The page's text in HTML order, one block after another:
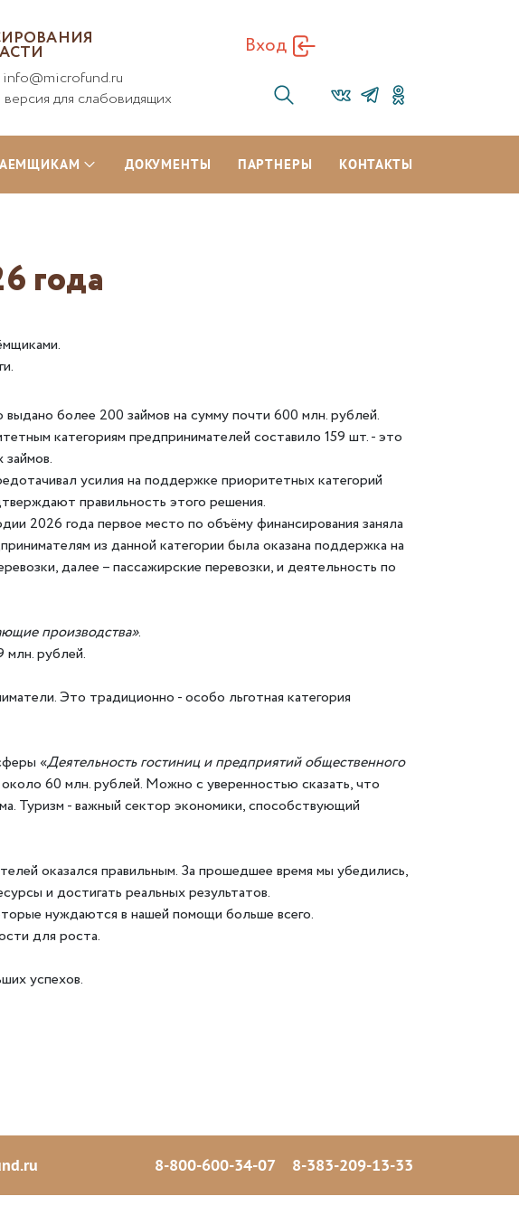
info@microfund.ru
версия для слабовидящих
Вход
ДОКУМЕНТЫ ПАРТНЕРЫ КОНТАКТЫ
года
более 200 займов на сумму почти 600 млн. рублей.
категориям предпринимателей составило 159 шт. - это
усилия на поддержке приоритетных категорий
правильность этого решения.
2026 года первое место по объёму финансирования заняла
из данной категории была оказана поддержка на
далее – пассажирские перевозки, и деятельность по
производства».
млн. рублей.
Это традиционно - особо льготная категория
«Деятельность гостиниц и предприятий общественного
60 млн. рублей. Можно с уверенностью сказать, что
Туризм - важный сектор экономики, способствующий
оказался правильным. За прошедшее время мы убедились,
и достигать реальных результатов.
нуждаются в нашей помощи больше всего.
для роста.
успехов.
8-800-600-34-07 8-383-209-13-33